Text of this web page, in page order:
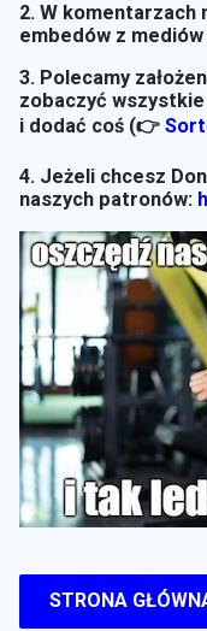
2. W komentarzach
embedów z
3. Polecamy
zobaczyć
i dodać coś (👉
4. Jeżeli chcesz
naszych patronów:
STRONA